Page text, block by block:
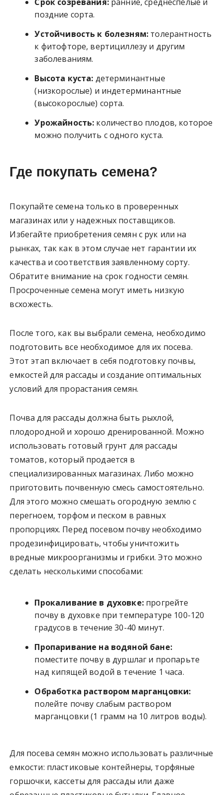
поздние сорта.
Устойчивость к болезням: толерантность
к фитофторе, вертициллезу и другим
заболеваниям.
Высота куста: детерминантные
(низкорослые) и индетерминантные
(высокорослые) сорта.
Урожайность: количество плодов, которое
можно получить с одного куста.
Где покупать семена?
Покупайте семена только в проверенных
магазинах или у надежных поставщиков.
Избегайте приобретения семян с рук или на
рынках, так как в этом случае нет гарантии их
качества и соответствия заявленному сорту.
Обратите внимание на срок годности семян.
Просроченные семена могут иметь низкую
всхожесть.
После того, как вы выбрали семена, необходимо
подготовить все необходимое для их посева.
Этот этап включает в себя подготовку почвы,
емкостей для рассады и создание оптимальных
условий для прорастания семян.
Почва для рассады должна быть рыхлой,
плодородной и хорошо дренированной. Можно
использовать готовый грунт для рассады
томатов, который продается в
специализированных магазинах. Либо можно
приготовить почвенную смесь самостоятельно.
Для этого можно смешать огородную землю с
перегноем, торфом и песком в равных
пропорциях. Перед посевом почву необходимо
продезинфицировать, чтобы уничтожить
вредные микроорганизмы и грибки. Это можно
сделать несколькими способами:
Прокаливание в духовке:прогрейте
почву в духовке при температуре 100-120
градусов в течение 30-40 минут.
Пропаривание на водяной бане:
поместите почву в дуршлаг и пропарьте
над кипящей водой в течение 1 часа.
Обработка раствором марганцовки:
полейте почву слабым раствором
марганцовки (1 грамм на 10 литров воды).
Для посева семян можно использовать различные
емкости: пластиковые контейнеры, торфяные
горшочки, кассеты для рассады или даже